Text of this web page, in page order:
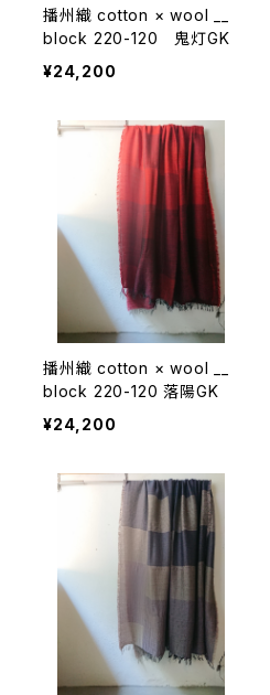
播州織 cotton × wool __
block 220-120 鬼灯GK
¥24,200
播州織 cotton × wool __
block 220-120 落陽GK
¥24,200